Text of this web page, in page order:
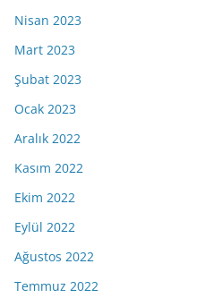
Nisan 2023
Mart 2023
Şubat 2023
Ocak 2023
Aralık 2022
Kasım 2022
Ekim 2022
Eylül 2022
Ağustos 2022
Temmuz 2022